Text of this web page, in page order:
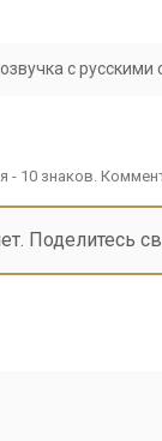
с русскими
- 10 знаков.
Поделитесь